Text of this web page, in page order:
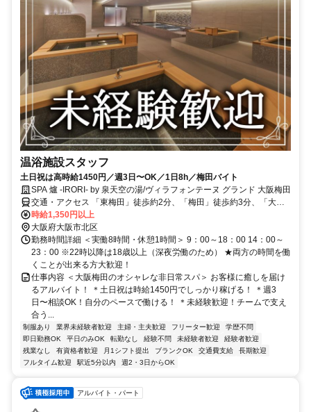
温浴施設スタッフ
土日祝は高時給1450円／週3日〜OK／1日8h／梅田バイト
SPA 爐 -IRORI- by 泉天空の湯/ヴィラフォンテーヌ グランド 大阪梅田
交通・アクセス 「東梅田」徒歩約2分、「梅田」徒歩約3分、「大阪
梅田」徒歩約4分
時給1,350円以上
大阪府大阪市北区
勤務時間詳細 ＜実働8時間・休憩1時間＞ 9：00～18：00 14：00～
23：00 ※22時以降は18歳以上（深夜労働のため） ★両方の時間を働
くことが出来る方大歓迎！
仕事内容 ＜大阪梅田のオシャレな非日常スパ＞ お客様に癒しを届け
るアルバイト！ ＊土日祝は時給1450円でしっかり稼げる！ ＊週3
日〜相談OK！自分のペースで働ける！ ＊未経験歓迎！チームで支え
合う...
制服あり 業界未経験者歓迎 主婦・主夫歓迎 フリーター歓迎
学歴不問
即日勤務OK
平日のみOK 転勤なし 経験不問 未経験者歓迎
経験者歓迎
残業なし
有資格者歓迎 月1シフト提出 ブランクOK 交通費支給
長期歓迎
フルタイム歓迎
駅近5分以内 週2・3日からOK
アルバイト・パート